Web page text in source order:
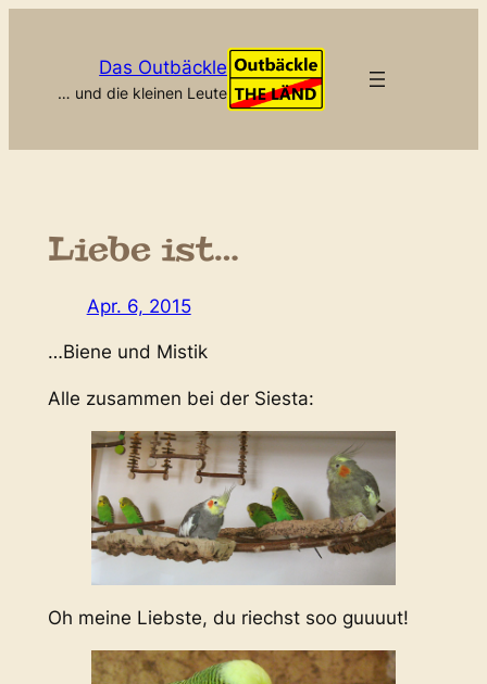
Das Outbäckle
… und die kleinen Leute
Liebe ist…
Apr. 6, 2015
…Biene und Mistik
Alle zusammen bei der Siesta:
Oh meine Liebste, du riechst soo guuuut!